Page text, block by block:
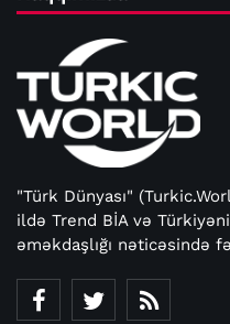
"Türk Dünyası"
ildə Trend BİA və
əməkdaşlığı nəticəsində